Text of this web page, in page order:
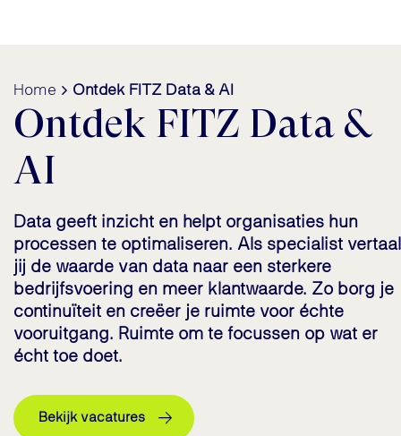
Home Ontdek FITZ Data & AI
Ontdek FITZ Data &
AI
Data geeft inzicht en helpt organisaties hun
processen te optimaliseren. Als specialist vertaal
jij de waarde van data naar een sterkere
bedrijfsvoering en meer klantwaarde. Zo borg je
continuïteit en creëer je ruimte voor échte
vooruitgang. Ruimte om te focussen op wat er
écht toe doet.
Bekijk vacatures